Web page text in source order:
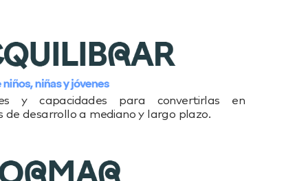
y capacidades para convertirlas en
de desarrollo a mediano y largo plazo.